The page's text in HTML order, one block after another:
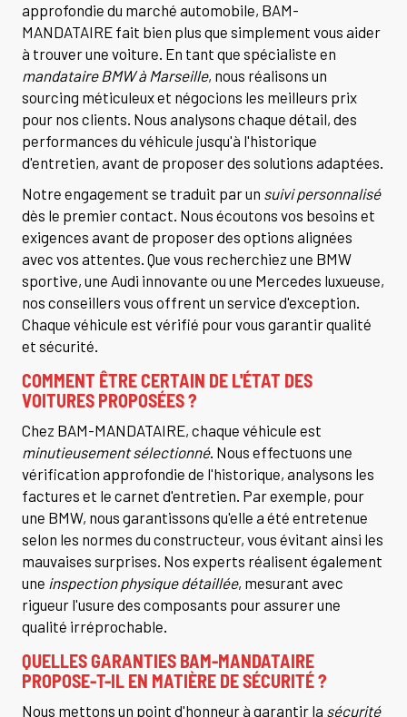
approfondie du marché automobile, BAM-
MANDATAIRE fait bien plus que simplement vous aider
à trouver une voiture. En tant que spécialiste en
mandataire BMW à Marseille, nous réalisons un
sourcing méticuleux et négocions les meilleurs prix
pour nos clients. Nous analysons chaque détail, des
performances du véhicule jusqu'à l'historique
d'entretien, avant de proposer des solutions adaptées.
Notre engagement se traduit par un suivi personnalisé
dès le premier contact. Nous écoutons vos besoins et
exigences avant de proposer des options alignées
avec vos attentes. Que vous recherchiez une BMW
sportive, une Audi innovante ou une Mercedes luxueuse,
nos conseillers vous offrent un service d'exception.
Chaque véhicule est vérifié pour vous garantir qualité
et sécurité.
COMMENT ÊTRE CERTAIN DE L'ÉTAT DES
VOITURES PROPOSÉES ?
Chez BAM-MANDATAIRE, chaque véhicule est
minutieusement sélectionné. Nous effectuons une
vérification approfondie de l'historique, analysons les
factures et le carnet d'entretien. Par exemple, pour
une BMW, nous garantissons qu'elle a été entretenue
selon les normes du constructeur, vous évitant ainsi les
mauvaises surprises. Nos experts réalisent également
une inspection physique détaillée, mesurant avec
rigueur l'usure des composants pour assurer une
qualité irréprochable.
QUELLES GARANTIES BAM-MANDATAIRE
PROPOSE-T-IL EN MATIÈRE DE SÉCURITÉ ?
Nous mettons un point d'honneur à garantir la sécurité